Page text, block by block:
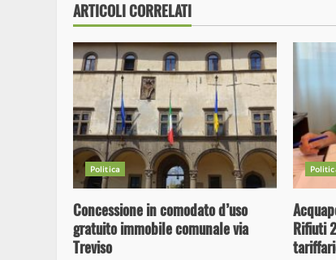
ARTICOLI CORRELATI
Politica
Concessione in comodato d’uso
gratuito immobile comunale via
Treviso
Rifiuti